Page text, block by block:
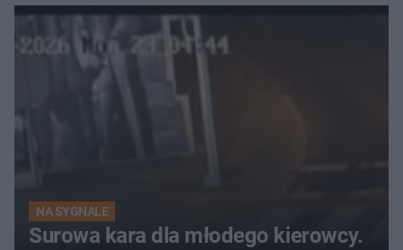
NA SYGNALE
Surowa kara dla młodego kierowcy.